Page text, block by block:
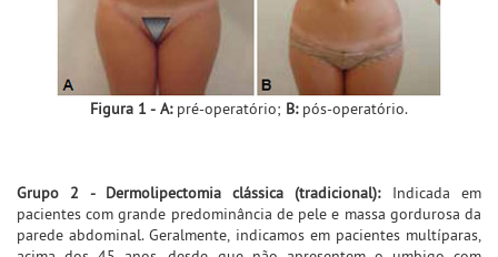
Figura 1 - A:pré-operatório; B:pós-operatório.
Grupo 2 - Dermolipectomia clássica (tradicional):Indicada em
pacientes com grande predominância de pele e massa gordurosa da
parede abdominal. Geralmente, indicamos em pacientes multíparas,